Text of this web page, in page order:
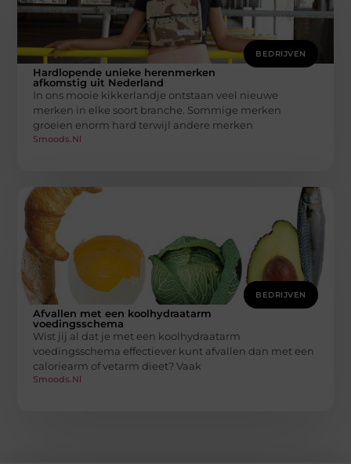
BEDRIJVEN
Hardlopende unieke herenmerken
afkomstig uit Nederland
In ons mooie kikkerlandje ontstaan veel nieuwe
merken in elke soort branche. Sommige merken
groeien enorm hard terwijl andere merken
Smoods.nl
BEDRIJVEN
Afvallen met een koolhydraatarm
voedingsschema
Wist jij al dat je met een koolhydraatarm
voedingsschema effectiever kunt afvallen dan met een
caloriearm of vetarm dieet? Vaak
Smoods.nl